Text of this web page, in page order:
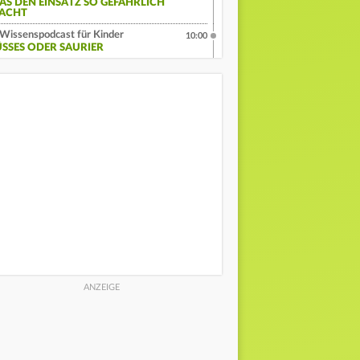
DEN EINSATZ SO GEFÄHRLICH
Wissenspodcast für Kinder
ODER SAURIER
10:00